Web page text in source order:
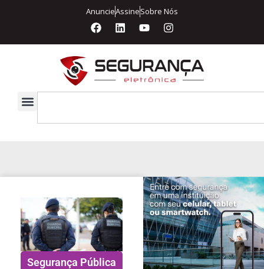
AnuncieAssineSobre Nós
Segurança Pública